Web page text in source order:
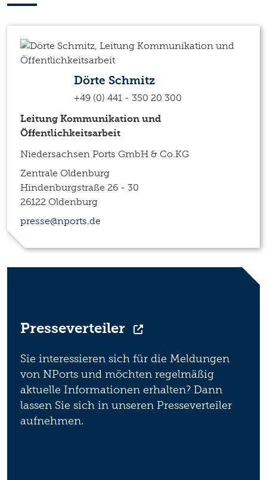
Dörte Schmitz
+49 (0) 441 - 350 20 300
Leitung Kommunikation und
Öffentlichkeitsarbeit
Niedersachsen Ports GmbH & Co.KG
Zentrale Oldenburg
Hindenburgstraße 26 - 30
26122 Oldenburg
presse@nports.de
Presseverteiler
Sie interessieren sich für die Meldungen
von NPorts und möchten regelmäßig
aktuelle Informationen erhalten? Dann
lassen Sie sich in unseren Presseverteiler
aufnehmen.